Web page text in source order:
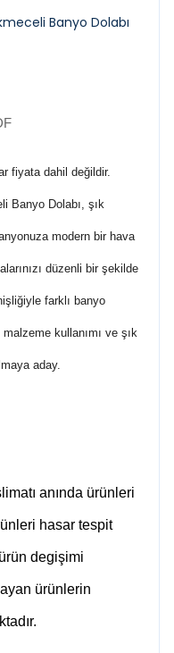
Banyo Dolabı
fiyata dahil değildir.
Banyo Dolabı, şık
modern bir hava
düzenli bir şekilde
farklı banyo
kullanımı ve şık
aday.
anında ürünleri
hasar tespit
ürün degişimi
ürünlerin